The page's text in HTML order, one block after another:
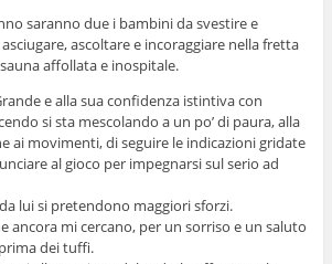
saranno due i bambini da svestire e
ascoltare e incoraggiare nella fretta
affollata e inospitale.
e alla sua confidenza istintiva con
si sta mescolando a un po’ di paura, alla
ai movimenti, di seguire le indicazioni gridate
al gioco per impegnarsi sul serio ad
lui si pretendono maggiori sforzi.
ancora mi cercano, per un sorriso e un saluto
dei tuffi.